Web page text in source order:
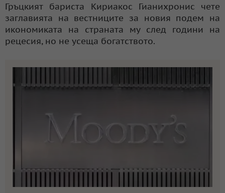
Гръцкият бариста Кириакос Гианихронис чете
заглавията на вестниците за новия подем на
икономиката на страната му след години на
рецесия, но не усеща богатството.